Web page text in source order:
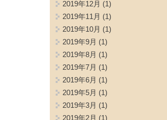
2019年12月 (1)
2019年11月 (1)
2019年10月 (1)
2019年9月 (1)
2019年8月 (1)
2019年7月 (1)
2019年6月 (1)
2019年5月 (1)
2019年3月 (1)
2019年2月 (1)